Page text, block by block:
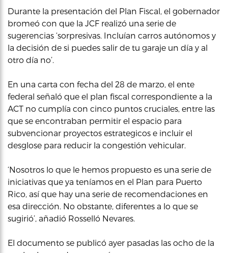
Durante la presentación del Plan Fiscal, el gobernador
bromeó con que la JCF realizó una serie de
sugerencias ‘sorpresivas. Incluían carros autónomos y
la decisión de si puedes salir de tu garaje un día y al
otro día no’.
En una carta con fecha del 28 de marzo, el ente
federal señaló que el plan fiscal correspondiente a la
ACT no cumplía con cinco puntos cruciales, entre las
que se encontraban permitir el espacio para
subvencionar proyectos estrategicos e incluir el
desglose para reducir la congestión vehicular.
‘Nosotros lo que le hemos propuesto es una serie de
iniciativas que ya teníamos en el Plan para Puerto
Rico, así que hay una serie de recomendaciones en
esa dirección. No obstante, diferentes a lo que se
sugirió’, añadió Rosselló Nevares.
El documento se publicó ayer pasadas las ocho de la